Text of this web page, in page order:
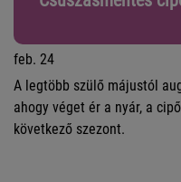
feb. 24
A legtöbb szülő májustól
ahogy véget ér a nyár, a
következő szezont.
Pedig egy jól
nem szezonális darab.